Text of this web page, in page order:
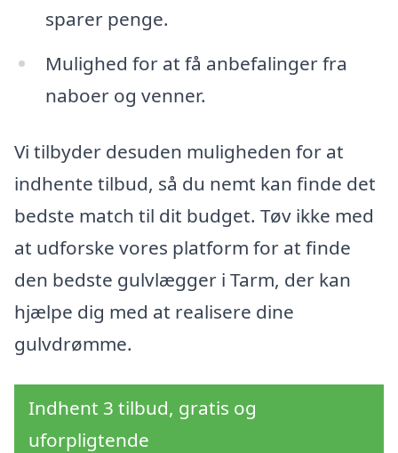
sparer penge.
Mulighed for at få anbefalinger fra
naboer og venner.
Vi tilbyder desuden muligheden for at
indhente tilbud, så du nemt kan finde det
bedste match til dit budget. Tøv ikke med
at udforske vores platform for at finde
den bedste gulvlægger i Tarm, der kan
hjælpe dig med at realisere dine
gulvdrømme.
Indhent 3 tilbud, gratis og
uforpligtende